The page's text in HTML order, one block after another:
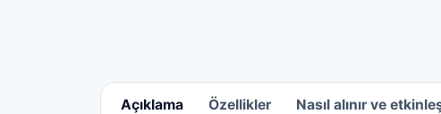
Açıklama Özellikler Nasıl alınır ve